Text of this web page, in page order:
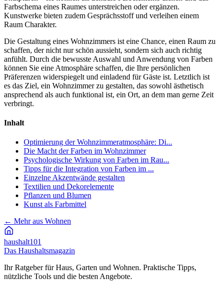
Farbschema eines Raumes unterstreichen oder ergänzen.
Kunstwerke bieten zudem Gesprächsstoff und verleihen einem
Raum Charakter.
Die Gestaltung eines Wohnzimmers ist eine Chance, einen Raum zu
schaffen, der nicht nur schön aussieht, sondern sich auch richtig
anfühlt. Durch die bewusste Auswahl und Anwendung von Farben
können Sie eine Atmosphäre schaffen, die Ihre persönlichen
Präferenzen widerspiegelt und einladend für Gäste ist. Letztlich ist
es das Ziel, ein Wohnzimmer zu gestalten, das sowohl ästhetisch
ansprechend als auch funktional ist, ein Ort, an dem man gerne Zeit
verbringt.
Inhalt
Optimierung der Wohnzimmeratmosphäre: Di...
Die Macht der Farben im Wohnzimmer
Psychologische Wirkung von Farben im Rau...
Tipps für die Integration von Farben im ...
Einzelne Akzentwände gestalten
Textilien und Dekorelemente
Pflanzen und Blumen
Kunst als Farbmittel
← Mehr aus Wohnen
haushalt101
Das Haushaltsmagazin
Ihr Ratgeber für Haus, Garten und Wohnen. Praktische Tipps,
nützliche Tools und die besten Angebote.